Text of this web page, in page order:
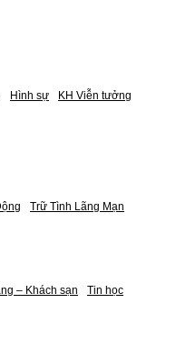
Hình sự KH Viễn tưởng
Trữ Tình Lãng Mạn
– Khách sạn Tin học